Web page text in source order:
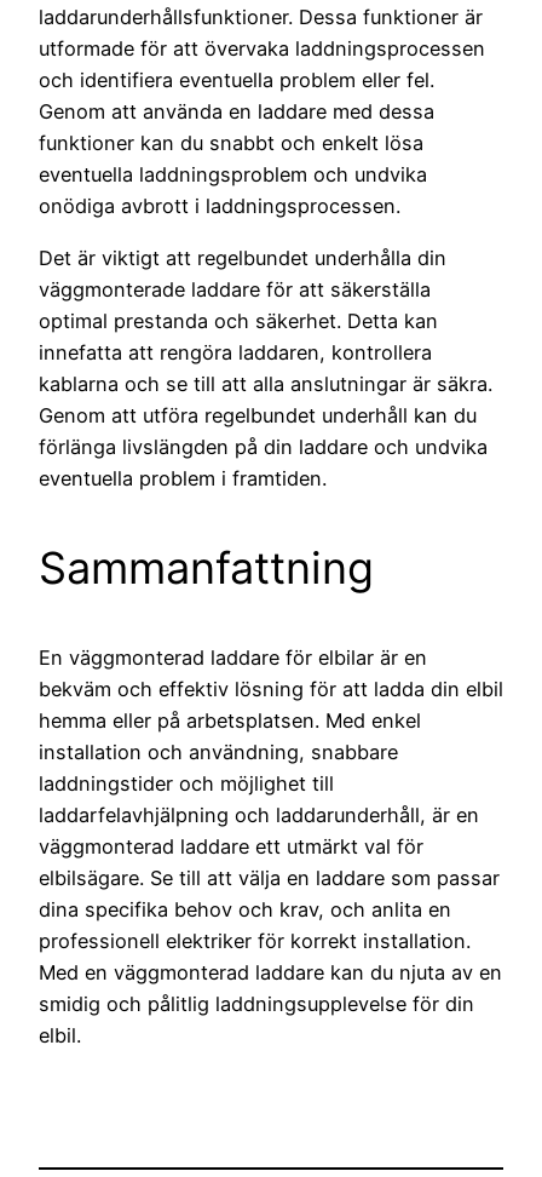
laddarunderhållsfunktioner. Dessa funktioner är
utformade för att övervaka laddningsprocessen
och identifiera eventuella problem eller fel.
Genom att använda en laddare med dessa
funktioner kan du snabbt och enkelt lösa
eventuella laddningsproblem och undvika
onödiga avbrott i laddningsprocessen.
Det är viktigt att regelbundet underhålla din
väggmonterade laddare för att säkerställa
optimal prestanda och säkerhet. Detta kan
innefatta att rengöra laddaren, kontrollera
kablarna och se till att alla anslutningar är säkra.
Genom att utföra regelbundet underhåll kan du
förlänga livslängden på din laddare och undvika
eventuella problem i framtiden.
Sammanfattning
En väggmonterad laddare för elbilar är en
bekväm och effektiv lösning för att ladda din elbil
hemma eller på arbetsplatsen. Med enkel
installation och användning, snabbare
laddningstider och möjlighet till
laddarfelavhjälpning och laddarunderhåll, är en
väggmonterad laddare ett utmärkt val för
elbilsägare. Se till att välja en laddare som passar
dina specifika behov och krav, och anlita en
professionell elektriker för korrekt installation.
Med en väggmonterad laddare kan du njuta av en
smidig och pålitlig laddningsupplevelse för din
elbil.